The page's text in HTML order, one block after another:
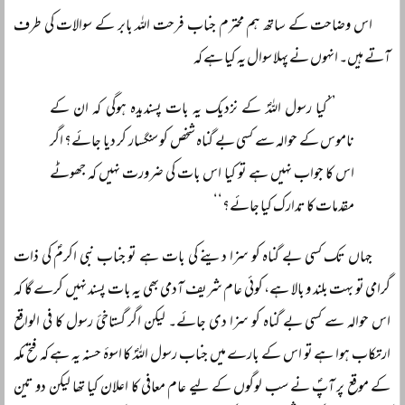
اس وضاحت کے ساتھ ہم محترم جناب فرحت اللہ بابر کے سوالات کی طرف
آتے ہیں۔ انہوں نے پہلا سوال یہ کیا ہے کہ
’’کیا رسول اللہؐ کے نزدیک یہ بات پسندیدہ ہوگی کہ ان کے
ناموس کے حوالہ سے کسی بے گناہ شخص کو سنگسار کر دیا جائے؟ اگر
اس کا جواب نہیں ہے تو کیا اس بات کی ضرورت نہیں کہ جھوٹے
مقدمات کا تدارک کیا جائے؟‘‘
جہاں تک کسی بے گناہ کو سزا دینے کی بات ہے تو جناب نبی اکرمؐ کی ذات
گرامی تو بہت بلند و بالا ہے، کوئی عام شریف آدمی بھی یہ بات پسند نہیں کرے گا کہ
اس حوالہ سے کسی بے گناہ کو سزا دی جائے۔ لیکن اگر گستاخیٔ رسول کا فی الواقع
ارتکاب ہوا ہے تو اس کے بارے میں جناب رسول اللہؐ کا اسوۂ حسنہ یہ ہے کہ فتح مکہ
کے موقع پر آپؐ نے سب لوگوں کے لیے عام معافی کا اعلان کیا تھا لیکن دو تین